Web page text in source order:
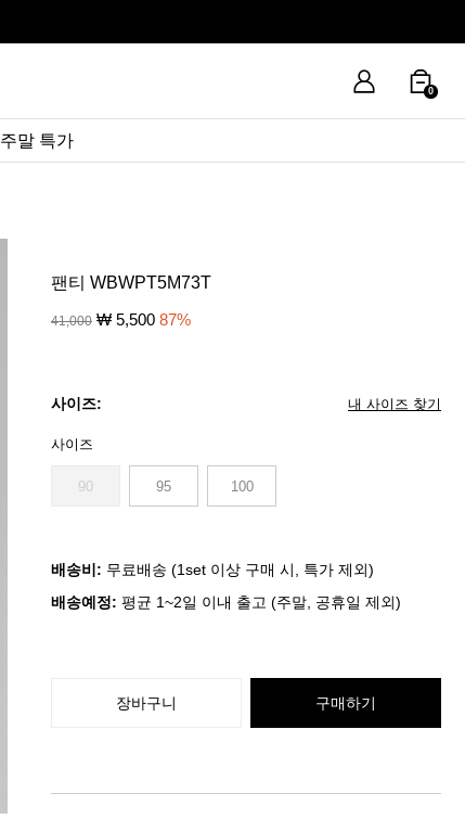
0
주말 특가
팬티 WBWPT5M73T
41,000 ₩ 5,500 87%
사이즈: 내 사이즈 찾기
사이즈
90 95 100
배송비: 무료배송 (1set 이상 구매 시, 특가 제외)
배송예정: 평균 1~2일 이내 출고 (주말, 공휴일 제외)
장바구니 구매하기